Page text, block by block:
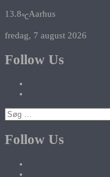
13.8℃Aarhus
fredag, 7 august 2026
Follow Us
Søg
efter:
Follow Us